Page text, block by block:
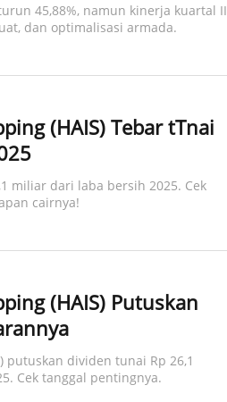
45,88%, namun kinerja kuartal II
dan optimalisasi armada.​
(HAIS) Tebar tTnai
miliar dari laba bersih 2025. Cek
cairnya!
(HAIS) Putuskan
putuskan dividen tunai Rp 26,1
Cek tanggal pentingnya.